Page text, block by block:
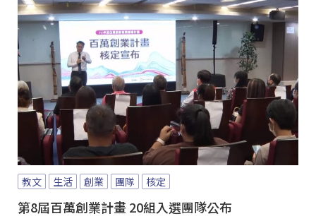
教文 生活 創業 團隊 核定
第8屆百萬創業計畫 20組入選團隊公布